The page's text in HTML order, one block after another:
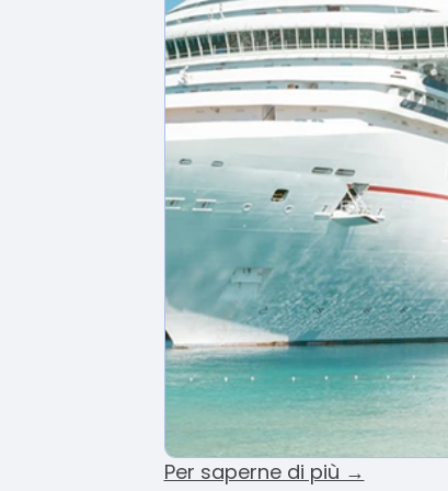
Per saperne di più →